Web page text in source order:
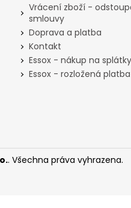
Vrácení zboží -
smlouvy
Doprava a platba
Kontakt
Essox - nákup na splátky
Essox - rozložená platba
. Všechna práva vyhrazena.